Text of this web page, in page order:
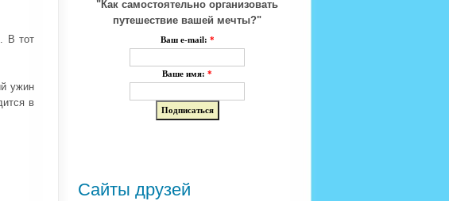
. В тот
ужин
в
"Как самостоятельно организовать
путешествие вашей мечты?"
Ваш e-mail: *
Ваше имя: *
Сайты друзей